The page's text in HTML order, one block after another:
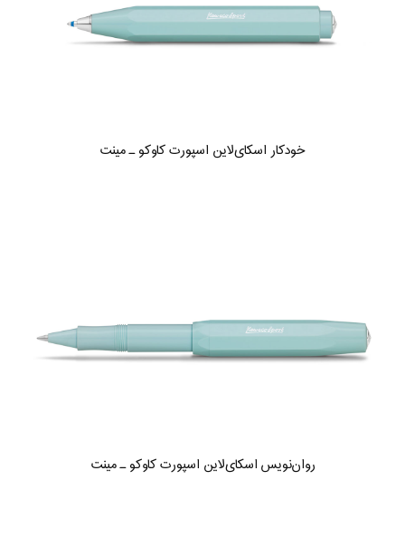
خودکار اسکای‌لاین اسپورت کاوکو ـ مینت
روان‌نویس اسکای‌لاین اسپورت کاوکو ـ مینت